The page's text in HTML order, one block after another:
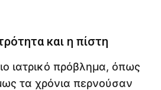
και η πίστη
ιατρικό πρόβλημα, όπως
τα χρόνια περνούσαν